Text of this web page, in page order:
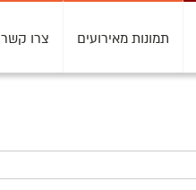
תמונות מאירועים צרו קשר